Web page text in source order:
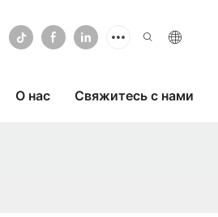
О нас Свяжитесь с нами